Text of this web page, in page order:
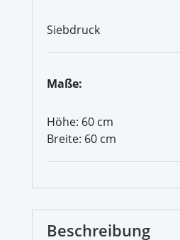
Siebdruck
Maße:
Höhe: 60 cm
Breite: 60 cm
Beschreibung